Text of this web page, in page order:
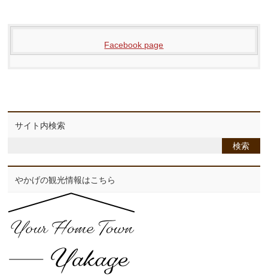
Facebook page
サイト内検索
やかげの観光情報はこちら